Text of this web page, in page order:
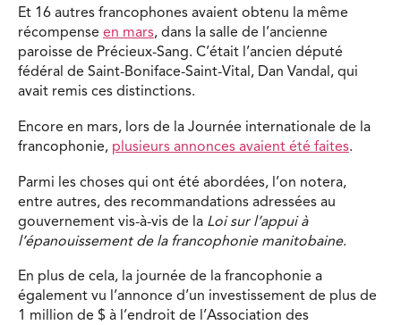
Et 16 autres francophones avaient obtenu la même
récompense en mars, dans la salle de l’ancienne
paroisse de Précieux-Sang. C’était l’ancien député
fédéral de Saint-Boniface-Saint-Vital, Dan Vandal, qui
avait remis ces distinctions.
Encore en mars, lors de la Journée internationale de la
francophonie, plusieurs annonces avaient été faites.
Parmi les choses qui ont été abordées, l’on notera,
entre autres, des recommandations adressées au
gouvernement vis-à-vis de la Loi sur l’appui à
l’épanouissement de la francophonie manitobaine.
En plus de cela, la journée de la francophonie a
également vu l’annonce d’un investissement de plus de
1 million de $ à l’endroit de l’Association des